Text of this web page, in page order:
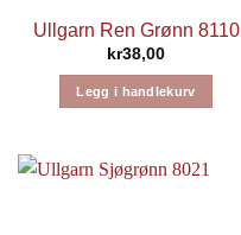
Ullgarn Ren Grønn 8110
kr38,00
Legg i handlekurv